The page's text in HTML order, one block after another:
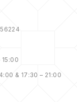
15:00
& 17:30 – 21:00